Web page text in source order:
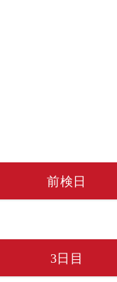
前検日
3日目